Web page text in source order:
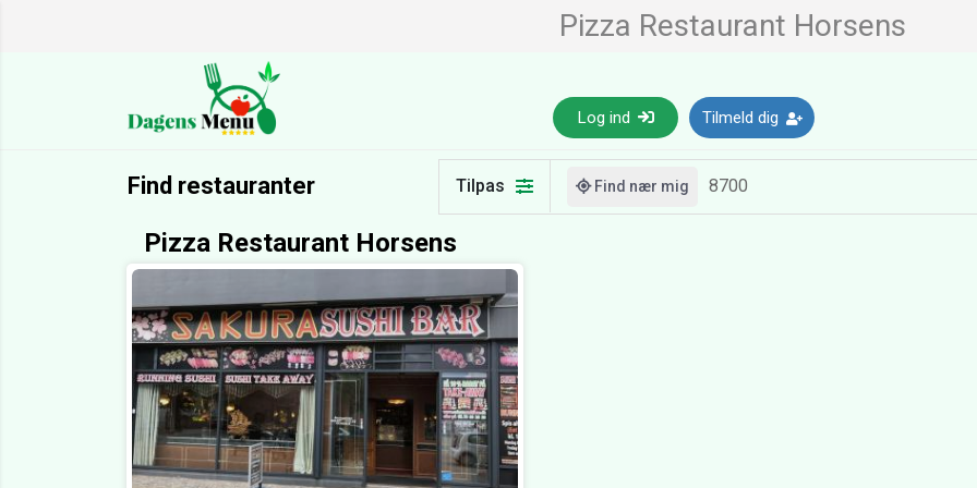
Pizza Restaurant Horsens
Log ind Tilmeld dig
Find restauranter Tilpas Find nær mig
Pizza Restaurant Horsens